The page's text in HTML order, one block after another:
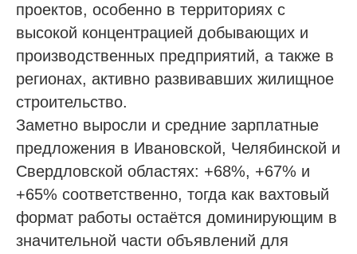
проектов, особенно в территориях с
высокой концентрацией добывающих и
производственных предприятий, а также в
регионах, активно развивавших жилищное
строительство.
Заметно выросли и средние зарплатные
предложения в Ивановской, Челябинской и
Свердловской областях: +68%, +67% и
+65% соответственно, тогда как вахтовый
формат работы остаётся доминирующим в
значительной части объявлений для